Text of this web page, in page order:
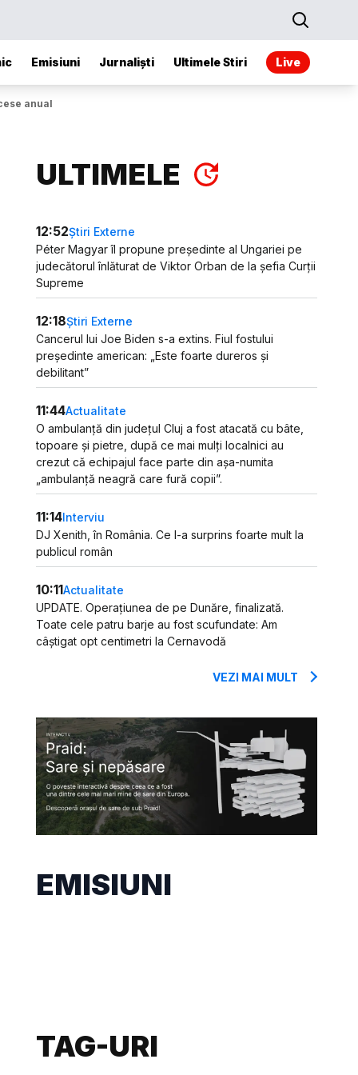
Emisiuni Jurnaliști Ultimele Stiri Live
anual
ULTIMELE
12:52Știri Externe
Péter Magyar îl propune președinte al Ungariei pe
judecătorul înlăturat de Viktor Orban de la șefia Curții
Supreme
12:18Știri Externe
Cancerul lui Joe Biden s-a extins. Fiul fostului
președinte american: „Este foarte dureros și
debilitant”
11:44Actualitate
O ambulanță din județul Cluj a fost atacată cu bâte,
topoare și pietre, după ce mai mulți localnici au
crezut că echipajul face parte din așa-numita
„ambulanță neagră care fură copii”.
11:14Interviu
DJ Xenith, în România. Ce l-a surprins foarte mult la
publicul român
10:11Actualitate
UPDATE. Operațiunea de pe Dunăre, finalizată.
Toate cele patru barje au fost scufundate: Am
câștigat opt centimetri la Cernavodă
VEZI MAI MULT
EMISIUNI
TAG-URI